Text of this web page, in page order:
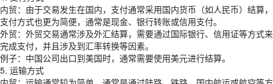
内贸：由于交易发生在国内，支付通常采用国内货币（如人民币）结算，
支付方式也更为简便，通常是现金、银行转账或信用支付。
外贸：外贸交易通常涉及外汇结算，需要通过国际银行、信用证等方式来
完成支付，并且涉及到汇率转换等因素。
例子：中国公司出口到美国时，通常需要使用美元进行结算。
5. 运输方式